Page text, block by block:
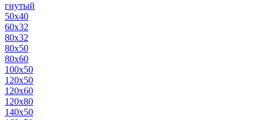
гнутый
50х40
60х32
80х32
80х50
80х60
100х50
120х50
120х60
120х80
140х50